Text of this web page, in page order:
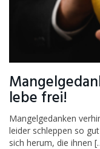
lebe frei!
Mangelgedanken
leider schleppen so
sich herum, die ihnen